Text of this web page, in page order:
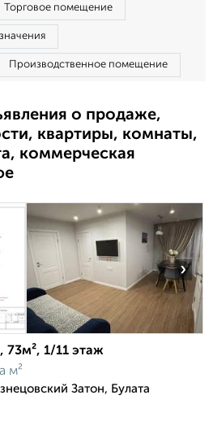
Торговое помещение
Производственное помещение
о продаже,
квартиры, комнаты,
коммерческая
›
73м², 1/11 этаж
м²
Затон, Булата